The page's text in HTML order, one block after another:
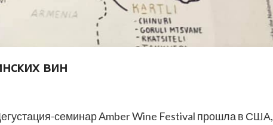
вин
семинар Amber Wine Festival прошла в США,